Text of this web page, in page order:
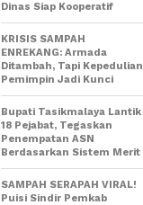
Dinas Siap Kooperatif
KRISIS SAMPAH
ENREKANG: Armada
Ditambah, Tapi Kepedulian
Pemimpin Jadi Kunci
Bupati Tasikmalaya Lantik
18 Pejabat, Tegaskan
Penempatan ASN
Berdasarkan Sistem Merit
SAMPAH SERAPAH VIRAL!
Puisi Sindir Pemkab